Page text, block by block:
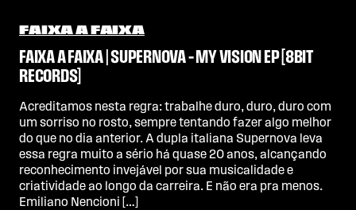
FAIXA A FAIXA
FAIXA A FAIXA | SUPERNOVA – MY VISION EP [8BIT
RECORDS]
Acreditamos nesta regra: trabalhe duro, duro, duro com
um sorriso no rosto, sempre tentando fazer algo melhor
do que no dia anterior. A dupla italiana Supernova leva
essa regra muito a sério há quase 20 anos, alcançando
reconhecimento invejável por sua musicalidade e
criatividade ao longo da carreira. E não era pra menos.
Emiliano Nencioni […]